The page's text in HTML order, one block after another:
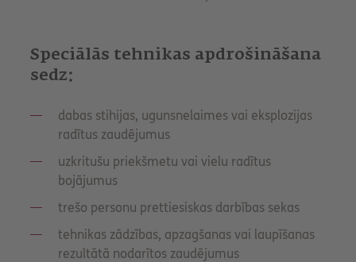
Speciālās tehnikas apdrošināšana
sedz:
dabas stihijas, ugunsnelaimes vai eksplozijas
radītus zaudējumus
uzkritušu priekšmetu vai vielu radītus
bojājumus
trešo personu prettiesiskas darbības sekas
tehnikas zādzības, apzagšanas vai laupīšanas
rezultātā nodarītos zaudējumus